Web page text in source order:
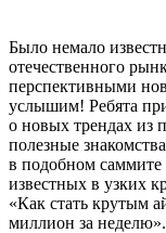
Было немало
отечественного
перспективными
услышим! Ребята
о новых трендах из
полезные
в подобном
известных в узких
«Как стать крутым
миллион за неделю».